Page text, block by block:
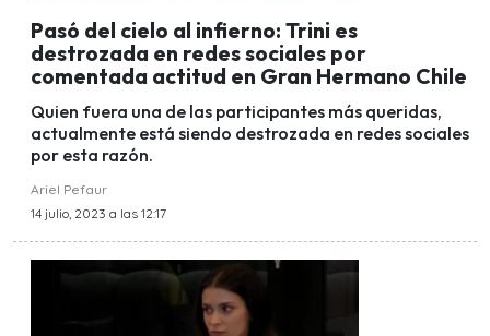
Pasó del cielo al infierno: Trini es
destrozada en redes sociales por
comentada actitud en Gran Hermano Chile
Quien fuera una de las participantes más queridas,
actualmente está siendo destrozada en redes sociales
por esta razón.
Ariel Pefaur
14 julio, 2023 a las 12:17